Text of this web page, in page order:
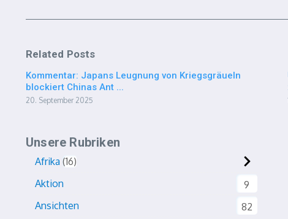
Related Posts
Kommentar: Japans Leugnung von Kriegsgräueln
blockiert Chinas Ant ...
20. September 2025
Unsere Rubriken
Afrika 16
Aktion
9
Ansichten
82